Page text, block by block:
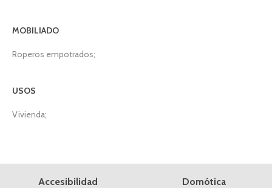
MOBILIADO
Roperos empotrados;
USOS
Vivienda;
Accesibilidad Domótica